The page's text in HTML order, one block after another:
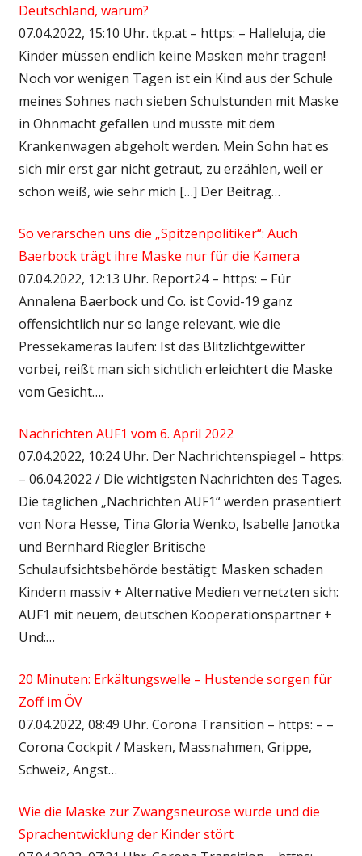
Deutschland, warum?
07.04.2022, 15:10 Uhr. tkp.at – https: – Halleluja, die
Kinder müssen endlich keine Masken mehr tragen!
Noch vor wenigen Tagen ist ein Kind aus der Schule
meines Sohnes nach sieben Schulstunden mit Maske
in Ohnmacht gefallen und musste mit dem
Krankenwagen abgeholt werden. Mein Sohn hat es
sich mir erst gar nicht getraut, zu erzählen, weil er
schon weiß, wie sehr mich […] Der Beitrag…
So verarschen uns die „Spitzenpolitiker“: Auch
Baerbock trägt ihre Maske nur für die Kamera
07.04.2022, 12:13 Uhr. Report24 – https: – Für
Annalena Baerbock und Co. ist Covid-19 ganz
offensichtlich nur so lange relevant, wie die
Pressekameras laufen: Ist das Blitzlichtgewitter
vorbei, reißt man sich sichtlich erleichtert die Maske
vom Gesicht….
Nachrichten AUF1 vom 6. April 2022
07.04.2022, 10:24 Uhr. Der Nachrichtenspiegel – https:
– 06.04.2022 / Die wichtigsten Nachrichten des Tages.
Die täglichen „Nachrichten AUF1“ werden präsentiert
von Nora Hesse, Tina Gloria Wenko, Isabelle Janotka
und Bernhard Riegler Britische
Schulaufsichtsbehörde bestätigt: Masken schaden
Kindern massiv + Alternative Medien vernetzten sich:
AUF1 mit neuem, deutschen Kooperationspartner +
Und:…
20 Minuten: Erkältungswelle – Hustende sorgen für
Zoff im ÖV
07.04.2022, 08:49 Uhr. Corona Transition – https: – –
Corona Cockpit / Masken, Massnahmen, Grippe,
Schweiz, Angst…
Wie die Maske zur Zwangsneurose wurde und die
Sprachentwicklung der Kinder stört